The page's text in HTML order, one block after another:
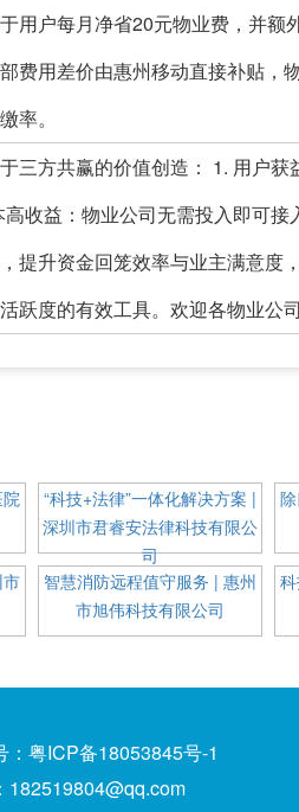
用户每月净省20元物业费，并额
费用差价由惠州移动直接补贴，
率。
三方共赢的价值创造： 1. 用户
收益：物业公司无需投入即可
提升资金回笼效率与业主满意度
跃度的有效工具。欢迎各物业公司
“科技+法律”一体化解决方案 |
深圳市君睿安法律科技有限公
司
智慧消防远程值守服务 | 惠州
市旭伟科技有限公司
：粤ICP备18053845号-1
182519804@qq.com